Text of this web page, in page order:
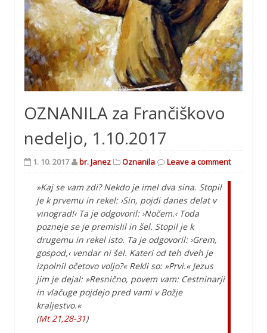
OZNANILA za Frančiškovo
nedeljo, 1.10.2017
1. 10. 2017 br. Janez Oznanila Leave a comment
»Kaj se vam zdi? Nekdo je imel dva sina. Stopil
je k prvemu in rekel: ›Sin, pojdi danes delat v
vinograd!‹ Ta je odgovoril: ›Nočem.‹ Toda
pozneje se je premislil in šel. Stopil je k
drugemu in rekel isto. Ta je odgovoril: ›Grem,
gospod,‹ vendar ni šel. Kateri od teh dveh je
izpolnil očetovo voljo?« Rekli so: »Prvi.« Jezus
jim je dejal: »Resnično, povem vam: Cestninarji
in vlačuge pojdejo pred vami v Božje
kraljestvo.«
(Mt 21,28-31)